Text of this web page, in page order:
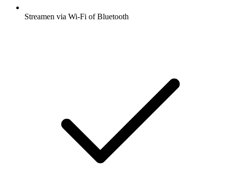
Streamen via Wi-Fi of Bluetooth